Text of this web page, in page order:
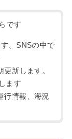
です
。SNSの中で
更新します。
ます
行情報、海況